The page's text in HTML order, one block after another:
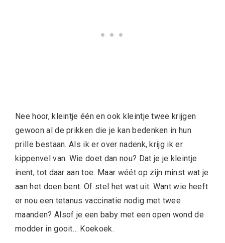
Nee hoor, kleintje één en ook kleintje twee krijgen
gewoon al de prikken die je kan bedenken in hun
prille bestaan. Als ik er over nadenk, krijg ik er
kippenvel van. Wie doet dan nou? Dat je je kleintje
inent, tot daar aan toe. Maar wéét op zijn minst wat je
aan het doen bent. Of stel het wat uit. Want wie heeft
er nou een tetanus vaccinatie nodig met twee
maanden? Alsof je een baby met een open wond de
modder in gooit… Koekoek.